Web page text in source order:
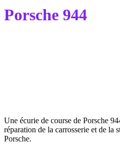
Porsche 944
Une écurie de course de Porsche
réparation de la carrosserie et de la
Porsche.